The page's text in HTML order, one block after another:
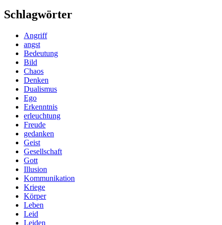
Schlagwörter
Angriff
angst
Bedeutung
Bild
Chaos
Denken
Dualismus
Ego
Erkenntnis
erleuchtung
Freude
gedanken
Geist
Gesellschaft
Gott
Illusion
Kommunikation
Kriege
Körper
Leben
Leid
Leiden